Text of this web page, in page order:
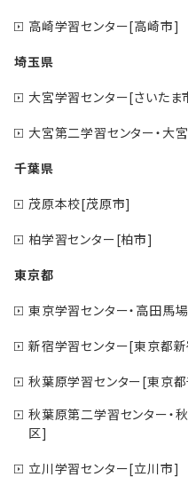
高崎学習センター[高崎市]
埼玉県
大宮学習センター[さいたま
大宮第二学習センター・大
千葉県
茂原本校[茂原市]
柏学習センター[柏市]
東京都
東京学習センター・高田馬
新宿学習センター[東京都
秋葉原学習センター[東京
秋葉原第二学習センター・
区]
立川学習センター[立川市]